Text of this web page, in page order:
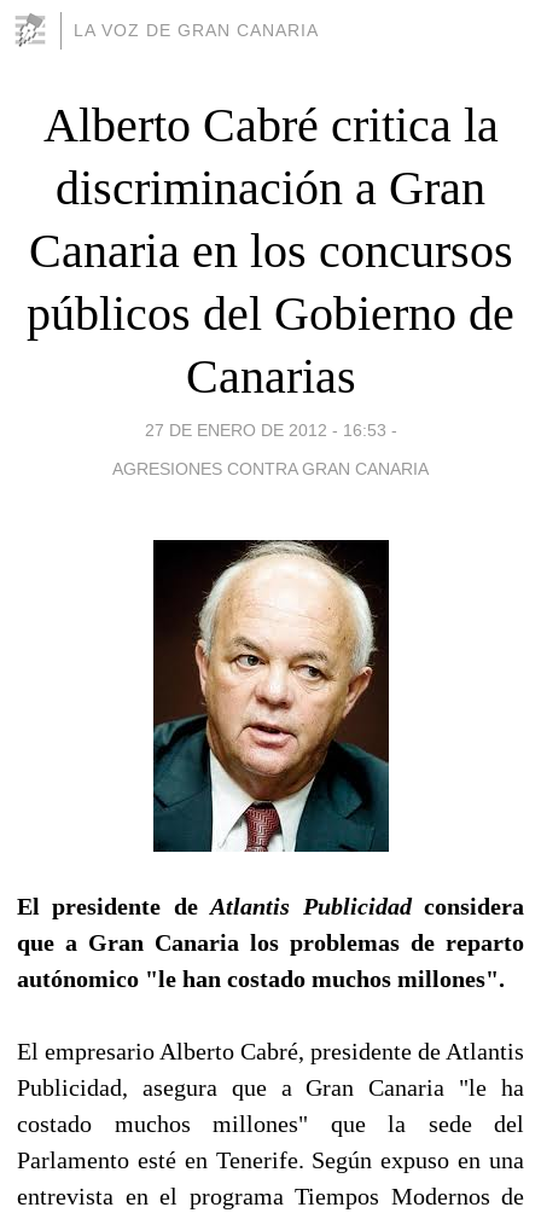
LA VOZ DE GRAN CANARIA
Alberto Cabré critica la
discriminación a Gran
Canaria en los concursos
públicos del Gobierno de
Canarias
27 DE ENERO DE 2012 - 16:53 -
AGRESIONES CONTRA GRAN CANARIA
El presidente deAtlantis Publicidadconsidera
que a Gran Canaria los problemas de reparto
autónomico "le han costado muchos millones".
El empresario Alberto Cabré, presidente de Atlantis
Publicidad, asegura que a Gran Canaria "le ha
costado muchos millones" que la sede del
Parlamento esté en Tenerife. Según expuso en una
entrevista en el programa Tiempos Modernos de